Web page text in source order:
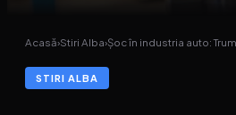
Acasă›Stiri Alba›Șoc în industria auto:
STIRI ALBA